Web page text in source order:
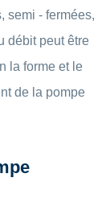
semi - fermées,
débit peut être
la forme et le
de la pompe